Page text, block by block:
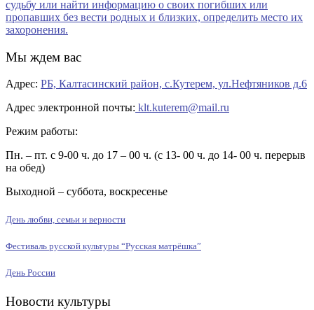
Мы ждем вас
Адрес: РБ, Калтасинский район, с.Кутерем, ул.Нефтяников д.6
Адрес электронной почты: klt.kuterem@mail.ru
Режим работы:
Пн. – пт. с 9-00 ч. до 17 – 00 ч. (с 13- 00 ч. до 14- 00 ч. перерыв
на обед)
Выходной – суббота, воскресенье
День любви, семьи и верности
Фестиваль русской культуры “Русская матрёшка”
День России
Новости культуры